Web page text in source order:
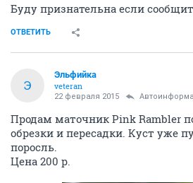
Буду признательна если
ОТВЕТИТЬ
Э
Эльфийка
veteran
22 февраля 2015
Продам маточник Pink Rambler
обрезки и пересадки. Куст уже
поросль.
Цена 200 р.